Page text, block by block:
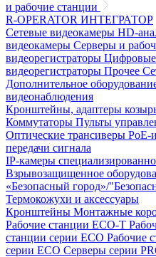
и рабочие станции
R-OPERATOR ИНТЕГРАТОР
Сетевые видеокамеры HD-
видеокамеры Серверы и
видеорегистраторы
видеорегистраторы Прочее
Дополнительное
видеонаблюдения
Кронштейны, адаптеры
Коммутаторы Пульты
Оптические трансиверы PoE-
передачи сигнала
IP-камеры
Взрывозащищенное
«Безопасный город»/
Термокожухи и аксессуары
Кронштейны Монтажные
Рабочие станции ECO-T
станции серии ECO Рабочие
серии ECO Серверы серии